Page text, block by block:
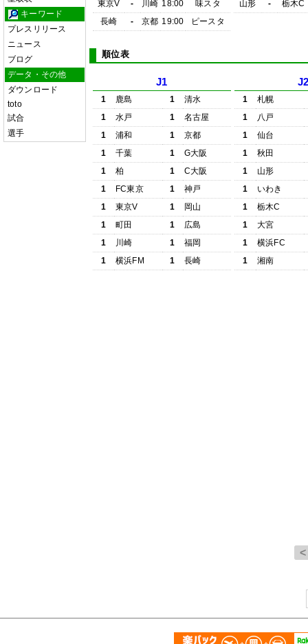
キーワード
プレスリリース
ニュース
ブログ
データ・その他
ダウンロード
toto
試合
選手
東京V
- 川崎 18:00
味スタ
長崎
- 京都 19:00 ピースタ
山形
- 栃木C
順位表
J1
1 鹿島 1
清水
1
水戸 1
名古屋
1
浦和 1
京都
1
千葉 1
G大阪
1
柏 1
C大阪
1
FC東京 1
神戸
1
東京V 1
岡山
1
町田 1
広島
1
川崎 1
福岡
1
横浜FM 1 長崎
1
札幌
1
八戸
1
仙台
1
秋田
1
山形
1
いわき
1
栃木C
1
大宮
1
横浜FC
1
湘南